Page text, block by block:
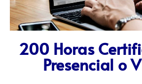
200 Horas
Presencial o